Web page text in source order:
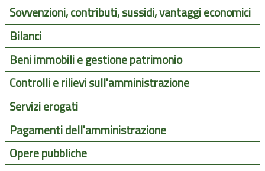
Sovvenzioni, contributi, sussidi, vantaggi economici
Bilanci
Beni immobili e gestione patrimonio
Controlli e rilievi sull'amministrazione
Servizi erogati
Pagamenti dell'amministrazione
Opere pubbliche